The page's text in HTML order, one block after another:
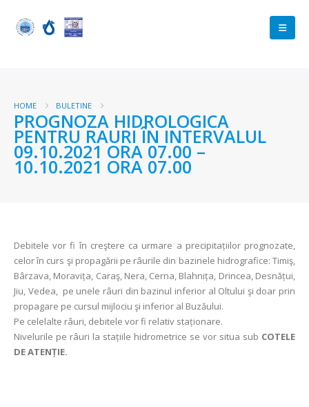
HOME BULETINE
PROGNOZA HIDROLOGICA
PENTRU RAURI ÎN INTERVALUL
09.10.2021 ORA 07.00 –
10.10.2021 ORA 07.00
Debitele vor fi în creştere ca urmare a precipitațiilor prognozate,
celor în curs şi propagării pe râurile din bazinele hidrografice: Timiş,
Bârzava, Moravița, Caraş, Nera, Cerna, Blahnița, Drincea, Desnățui,
Jiu, Vedea, pe unele râuri din bazinul inferior al Oltului şi doar prin
propagare pe cursul mijlociu şi inferior al Buzăului.
Pe celelalte râuri, debitele vor fi relativ staționare.
Nivelurile pe râuri la stațiile hidrometrice se vor situa sub COTELE
DE ATENȚIE.